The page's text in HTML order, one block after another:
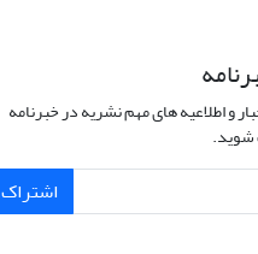
و اطلاعیه های مهم نشریه در خبرنامه
اشتراک